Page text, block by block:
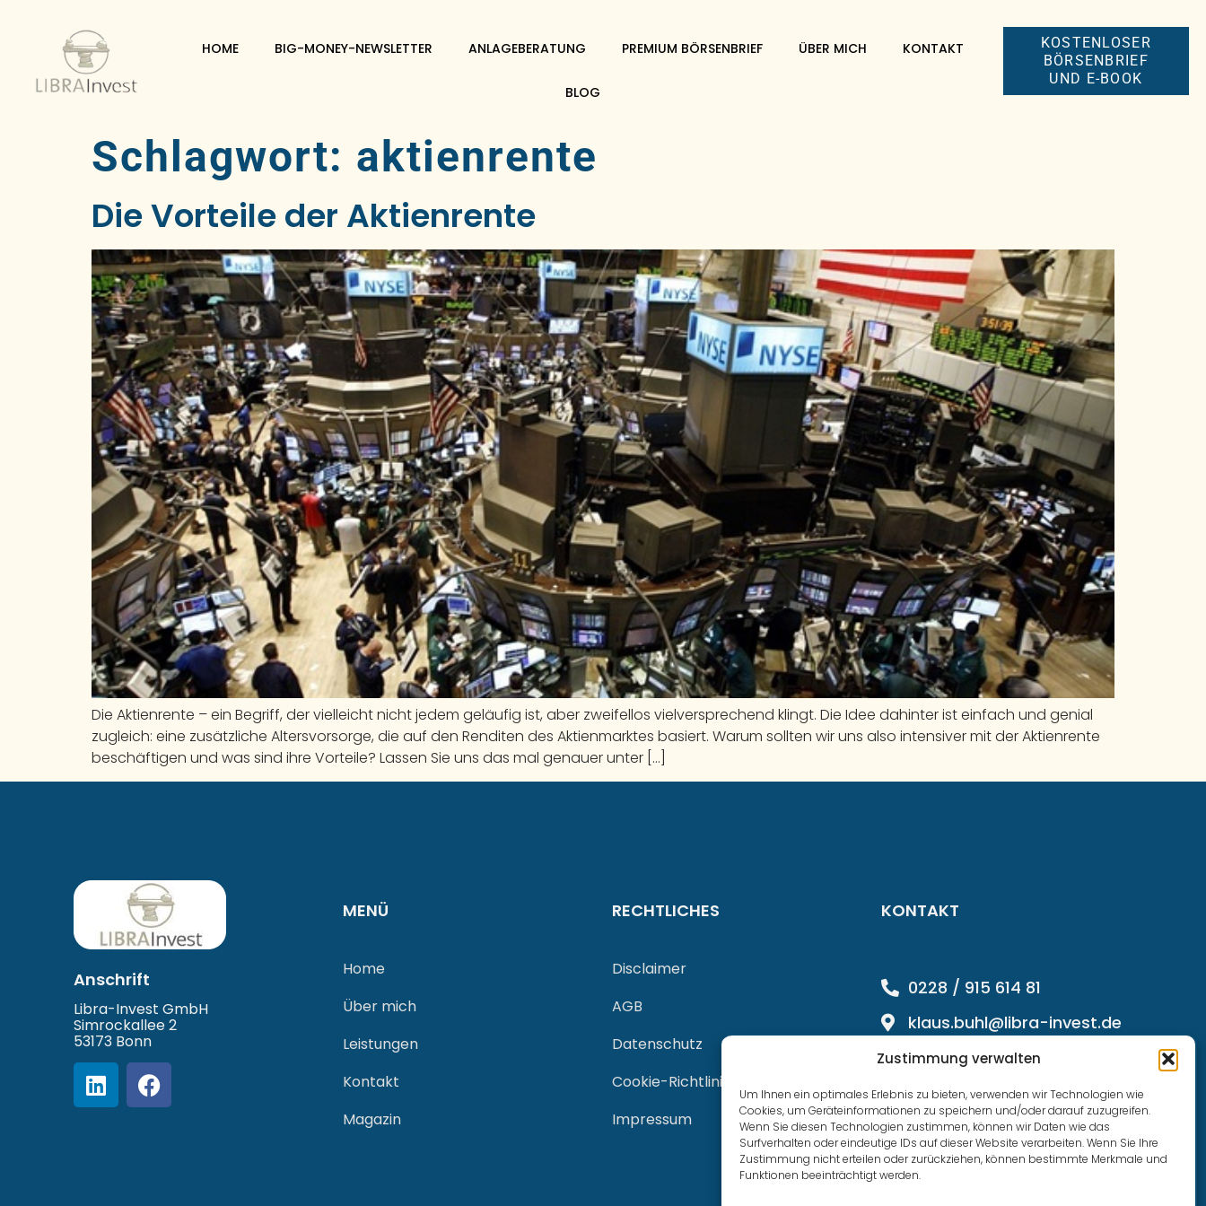
Zustimmung verwalten
Um Ihnen ein optimales Erlebnis zu bieten, verwenden wir Technologien wie
Cookies, um Geräteinformationen zu speichern und/oder darauf zuzugreifen.
Wenn Sie diesen Technologien zustimmen, können wir Daten wie das
Surfverhalten oder eindeutige IDs auf dieser Website verarbeiten. Wenn Sie Ihre
Zustimmung nicht erteilen oder zurückziehen, können bestimmte Merkmale und
Funktionen beeinträchtigt werden.
HOME BIG-MONEY-NEWSLETTER ANLAGEBERATUNG PREMIUM BÖRSENBRIEF ÜBER MICH KONTAKT
BLOG
KOSTENLOSER
BÖRSENBRIEF
UND E-BOOK
Schlagwort: aktienrente
Die Vorteile der Aktienrente
Die Aktienrente – ein Begriff, der vielleicht nicht jedem geläufig ist, aber zweifellos vielversprechend klingt. Die Idee dahinter ist einfach und genial
zugleich: eine zusätzliche Altersvorsorge, die auf den Renditen des Aktienmarktes basiert. Warum sollten wir uns also intensiver mit der Aktienrente
beschäftigen und was sind ihre Vorteile? Lassen Sie uns das mal genauer unter […]
Anschrift
Libra-Invest GmbH
Simrockallee 2
53173 Bonn
MENÜ
Home
Über mich
Leistungen
Kontakt
Magazin
RECHTLICHES
Disclaimer
AGB
Datenschutz
Cookie-Richtlinie (EU)
Impressum
KONTAKT
0228 / 915 614 81
klaus.buhl@libra-invest.de